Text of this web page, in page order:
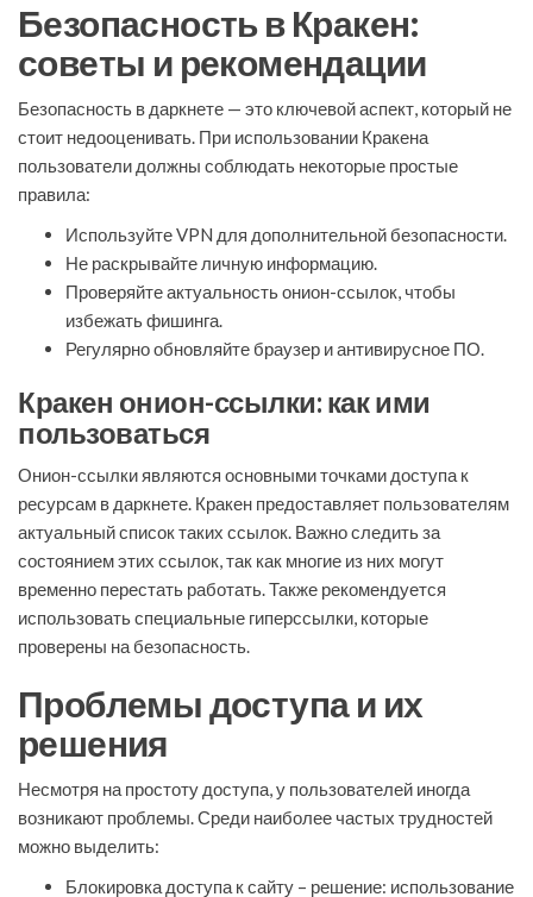
Безопасность в Кракен:
советы и рекомендации
Безопасность в даркнете — это ключевой аспект, который не
стоит недооценивать. При использовании Кракена
пользователи должны соблюдать некоторые простые
правила:
Используйте VPN для дополнительной безопасности.
Не раскрывайте личную информацию.
Проверяйте актуальность онион-ссылок, чтобы
избежать фишинга.
Регулярно обновляйте браузер и антивирусное ПО.
Кракен онион-ссылки: как ими
пользоваться
Онион-ссылки являются основными точками доступа к
ресурсам в даркнете. Кракен предоставляет пользователям
актуальный список таких ссылок. Важно следить за
состоянием этих ссылок, так как многие из них могут
временно перестать работать. Также рекомендуется
использовать специальные гиперссылки, которые
проверены на безопасность.
Проблемы доступа и их
решения
Несмотря на простоту доступа, у пользователей иногда
возникают проблемы. Среди наиболее частых трудностей
можно выделить:
Блокировка доступа к сайту – решение: использование